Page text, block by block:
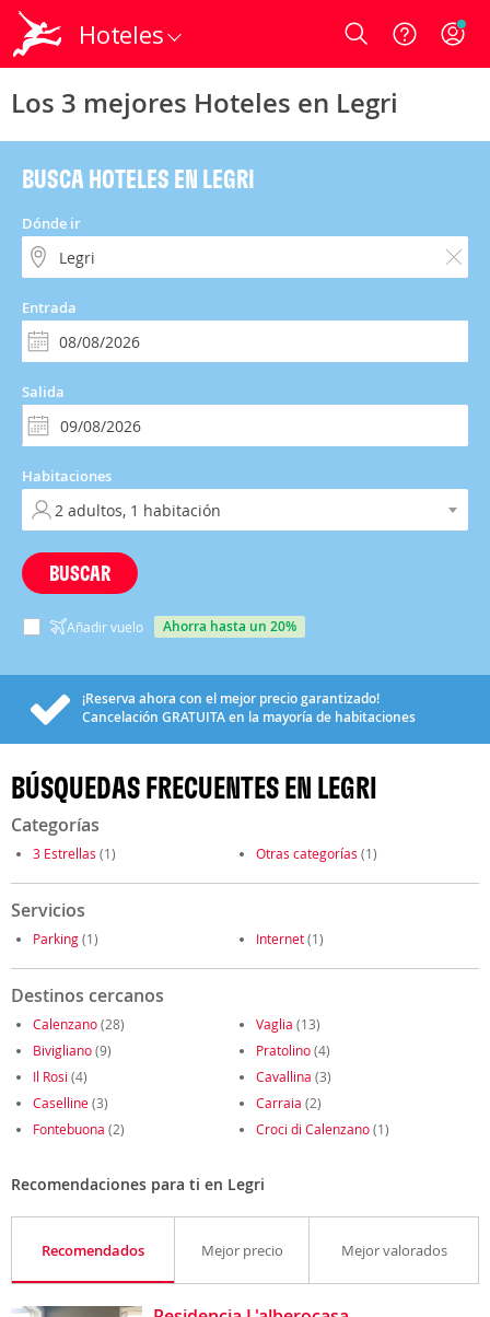
Hoteles Login
Los 3 mejores Hoteles en Legri
BUSCA HOTELES EN LEGRI
Dónde ir
Entrada
Salida
Habitaciones
BUSCAR
Añadir vuelo ahorra hasta un 20%
¡Reserva ahora con el mejor precio garantizado!
Cancelación GRATUITAen la mayoría de habitaciones
BÚSQUEDAS FRECUENTES EN LEGRI
Categorías
3 Estrellas (1) Otras categorías (1)
Servicios
Parking(1) Internet(1)
Destinos cercanos
Calenzano(28) Vaglia (13)
Bivigliano(9) Pratolino(4)
Il Rosi (4) Cavallina (3)
Caselline(3) Carraia (2)
Fontebuona (2) Croci di Calenzano(1)
Recomendaciones para ti en Legri
Recomendados Mejor precio Mejor valorados